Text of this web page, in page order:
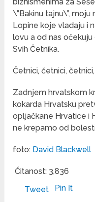
\”Bakinu tajnu\”,
Lopine koje vladaju i
lovu a od nas
Svih Četnika.
Četnici, četnici,
Zadnjem hrvatskom
kokarda Hrvatsku
opljačkane Hrvatice i
ne krepamo od
foto: David Blackwell
Čitanost: 3,836
Tweet
Pin It